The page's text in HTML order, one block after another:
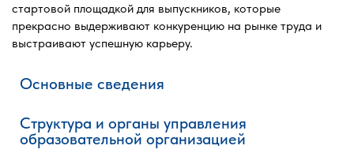
стартовой площадкой для выпускников, которые
прекрасно выдерживают конкуренцию на рынке труда и
выстраивают успешную карьеру.
Основные сведения
Структура и органы управления
образовательной организацией